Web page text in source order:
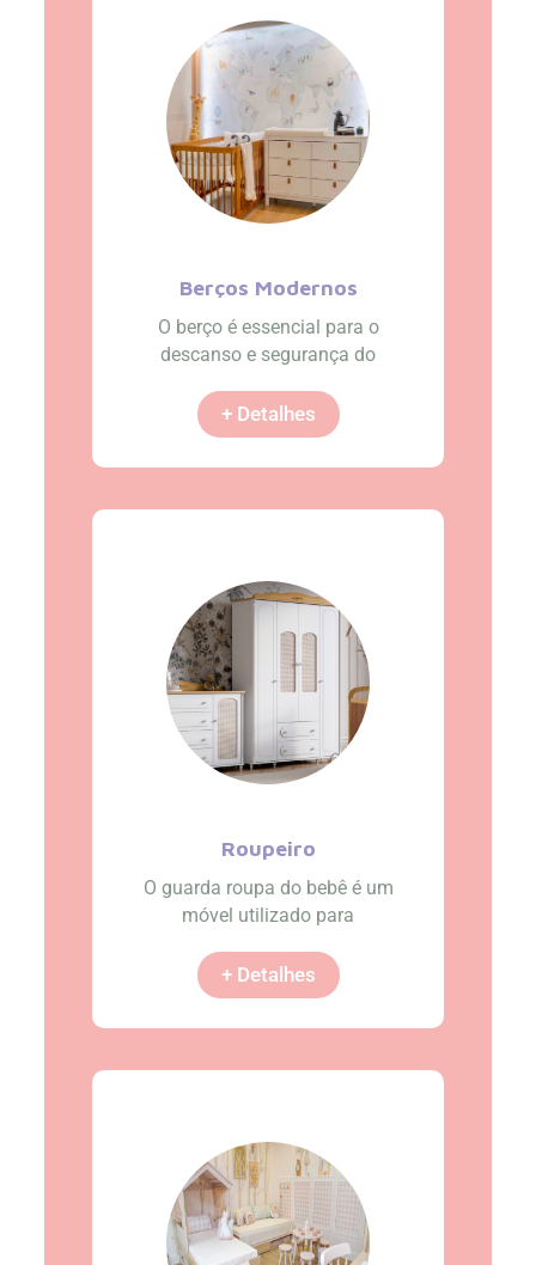
Berços Modernos
O berço é essencial para o
descanso e segurança do
+ Detalhes
Roupeiro
O guarda roupa do bebê é um
móvel utilizado para
+ Detalhes